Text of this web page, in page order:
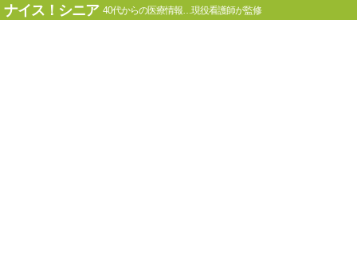
ナイス！シニア 40代からの医療情報…現役看護師が監修